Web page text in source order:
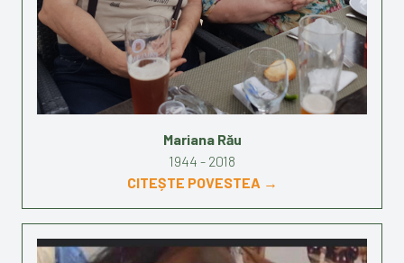
Mariana Rău
1944 - 2018
CITEȘTE POVESTEA →